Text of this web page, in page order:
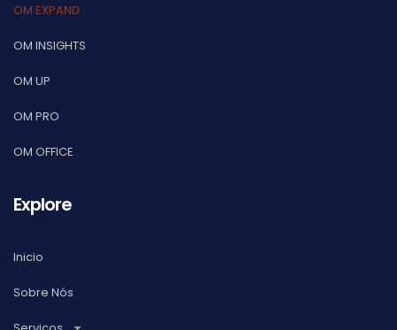
OM EXPAND
OM INSIGHTS
OM UP
OM PRO
OM OFFICE
Explore
Inicio
Sobre Nós